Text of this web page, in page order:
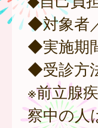
◆対象者
◆実施期
◆受診方
※前立腺
察中の人